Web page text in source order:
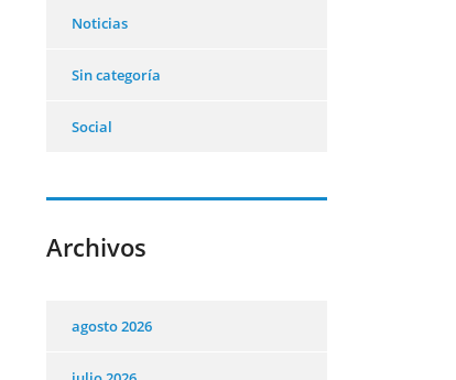
Noticias
Sin categoría
Social
Archivos
agosto 2026